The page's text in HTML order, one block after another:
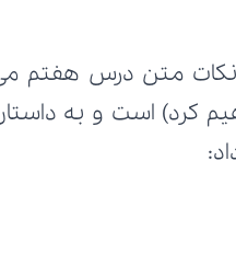
متن درس هفتم
کرد) است و به